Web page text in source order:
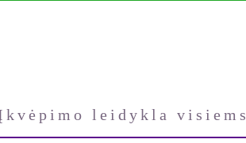
leidykla visiems